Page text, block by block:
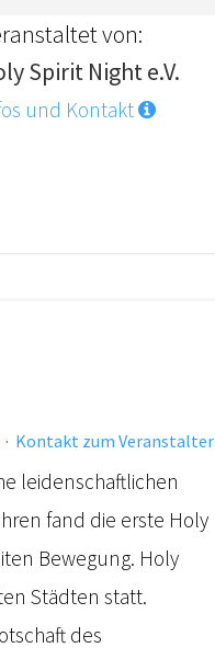
von:
Spirit Night e.V.
und Kontakt
· Kontakt zum Veranstalter
leidenschaftlichen
fand die erste Holy
Bewegung. Holy
Städten statt.
des